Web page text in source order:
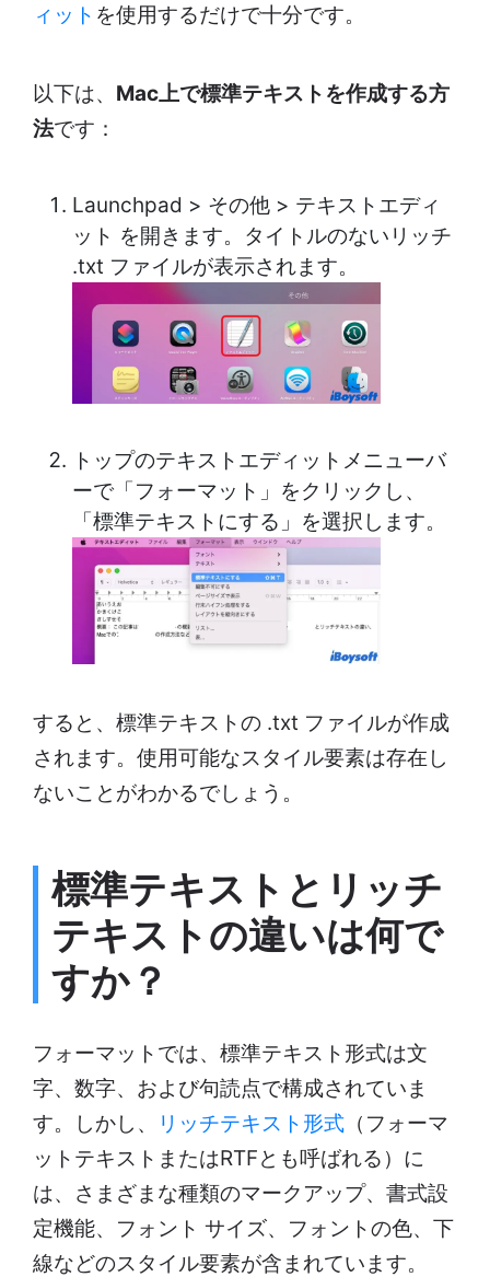
ィット を使用するだけで十分です。
以下は、 Mac上で標準テキストを作成する方
法です：
Launchpad > その他 > テキストエディ
ット を開きます。タイトルのないリッチ
.txt ファイルが表示されます。
トップのテキストエディットメニューバ
ーで「フォーマット」をクリックし、
「標準テキストにする」を選択します。
すると、標準テキストの .txt ファイルが作成
されます。使用可能なスタイル要素は存在し
ないことがわかるでしょう。
標準テキストとリッチ
テキストの違いは何で
すか？
フォーマットでは、標準テキスト形式は文
字、数字、および句読点で構成されていま
す。しかし、
リッチテキスト形式 （フォーマ
ットテキストまたはRTFとも呼ばれる）に
は、さまざまな種類のマークアップ、書式設
定機能、フォント サイズ、フォントの色、下
線などのスタイル要素が含まれています。